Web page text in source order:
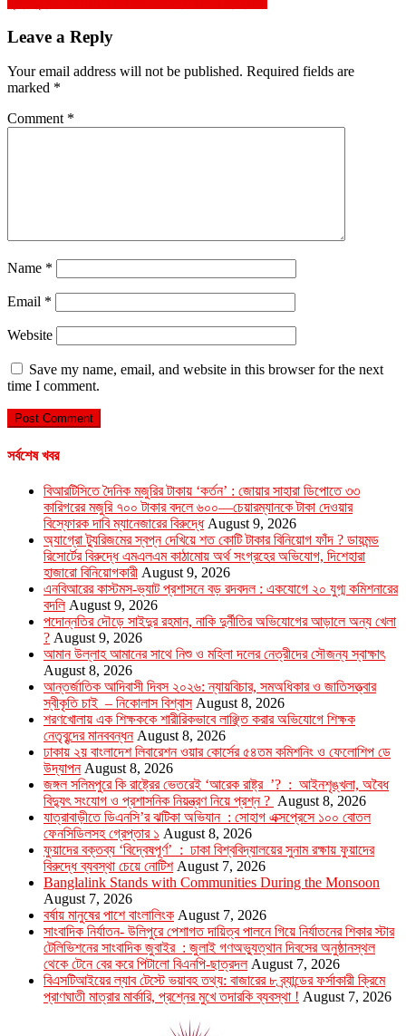
Leave a Reply
Your email address will not be published. Required fields are
marked *
Comment *
Name *
Email *
Website
Save my name, email, and website in this browser for the next
time I comment.
সর্বশেষ খবর
বিআরটিসিতে দৈনিক মজুরির টাকায় ‘কর্তন’ : জোয়ার সাহারা ডিপোতে ৩৩
কারিগরের মজুরি ৭০০ টাকার বদলে ৬০০—চেয়ারম্যানকে টাকা দেওয়ার
বিস্ফোরক দাবি ম্যানেজারের বিরুদ্ধে August 9, 2026
অ্যাগ্রো ট্যুরিজমের স্বপ্ন দেখিয়ে শত কোটি টাকার বিনিয়োগ ফাঁদ ? ডায়মন্ড
রিসোর্টের বিরুদ্ধে এমএলএম কাঠামোয় অর্থ সংগ্রহের অভিযোগ, দিশেহারা
হাজারো বিনিয়োগকারী August 9, 2026
এনবিআরের কাস্টমস-ভ্যাট প্রশাসনে বড় রদবদল : একযোগে ২০ যুগ্ম কমিশনারের
বদলি August 9, 2026
পদোন্নতির দৌড়ে সাইদুর রহমান, নাকি দুর্নীতির অভিযোগের আড়ালে অন্য খেলা
? August 9, 2026
আমান উল্লাহ আমানের সাথে নিশু ও মহিলা দলের নেত্রীদের সৌজন্য স্বাক্ষাৎ
August 8, 2026
আন্তর্জাতিক আদিবাসী দিবস ২০২৬: ন্যায়বিচার, সমঅধিকার ও জাতিসত্ত্বার
স্বীকৃতি চাই – নিকোলাস বিশ্বাস August 8, 2026
শরণখোলায় এক শিক্ষককে শারীরিকভাবে লাঞ্ছিত করার অভিযোগে শিক্ষক
নেতৃবৃন্দের মানববন্ধন August 8, 2026
ঢাকায় ২য় বাংলাদেশ লিবারেশন ওয়ার কোর্সের ৫৪তম কমিশনিং ও ফেলোশিপ ডে
উদ্‌যাপন August 8, 2026
জঙ্গল সলিমপুরে কি রাষ্ট্রের ভেতরেই ‘আরেক রাষ্ট্র ’? : আইনশৃঙ্খলা, অবৈধ
বিদ্যুৎ সংযোগ ও প্রশাসনিক নিয়ন্ত্রণ নিয়ে প্রশ্ন ? August 8, 2026
যাত্রাবাড়ীতে ডিএনসি’র ঝটিকা অভিযান : সোহাগ এক্সপ্রেসে ১০০ বোতল
ফেনসিডিলসহ গ্রেপ্তার ১ August 8, 2026
ফুয়াদের বক্তব্য ‘বিদ্বেষপূর্ণ’ : ঢাকা বিশ্ববিদ্যালয়ের সুনাম রক্ষায় ফুয়াদের
বিরুদ্ধে ব্যবস্থা চেয়ে নোটিশ August 7, 2026
Banglalink Stands with Communities During the Monsoon
August 7, 2026
বর্ষায় মানুষের পাশে বাংলালিংক August 7, 2026
সাংবাদিক নির্যাতন- উলিপুরে পেশাগত দায়িত্ব পালনে গিয়ে নির্যাতনের শিকার স্টার
টেলিভিশনের সাংবাদিক জুবাইর : জুলাই গণঅভ্যুত্থান দিবসের অনুষ্ঠানস্থল
থেকে টেনে বের করে পিটালো বিএনপি-ছাত্রদল August 7, 2026
বিএসটিআইয়ের ল্যাব টেস্টে ভয়াবহ তথ্য: বাজারের ৮ ব্র্যান্ডের ফর্সাকারী ক্রিমে
প্রাণঘাতী মাত্রার মার্কারি, প্রশ্নের মুখে তদারকি ব্যবস্থা ! August 7, 2026